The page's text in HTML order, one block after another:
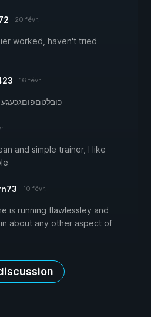
20 févr.
worked, haven't tried
16 févr.
yes good pog כובלטםפוםגכעגע
and simple trainer, I like
10 févr.
is running flawlessley and
about any other aspect of